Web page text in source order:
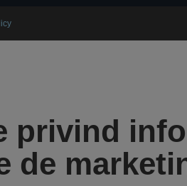
privind
de